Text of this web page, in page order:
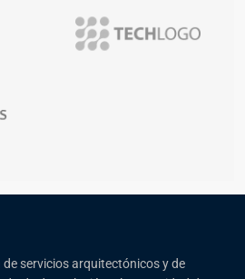
de servicios arquitectónicos y de